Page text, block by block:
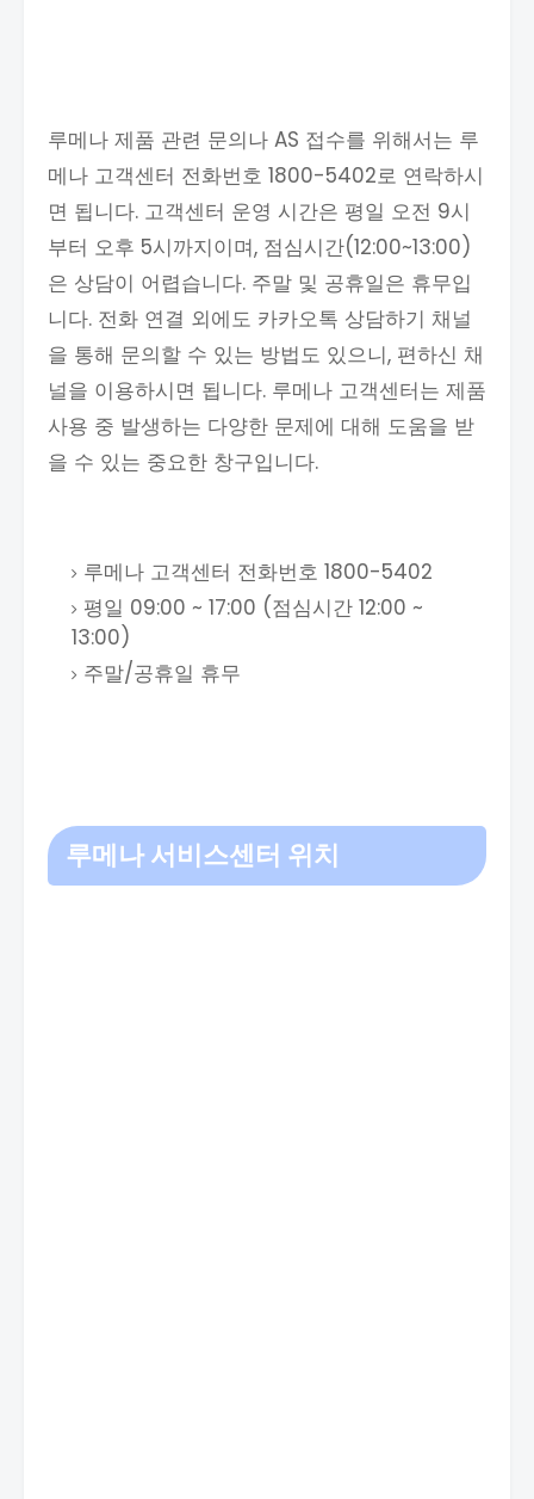
루메나 제품 관련 문의나 AS 접수를 위해서는 루
메나 고객센터 전화번호 1800-5402로 연락하시
면 됩니다. 고객센터 운영 시간은 평일 오전 9시
부터 오후 5시까지이며, 점심시간(12:00~13:00)
은 상담이 어렵습니다. 주말 및 공휴일은 휴무입
니다. 전화 연결 외에도 카카오톡 상담하기 채널
을 통해 문의할 수 있는 방법도 있으니, 편하신 채
널을 이용하시면 됩니다. 루메나 고객센터는 제품
사용 중 발생하는 다양한 문제에 대해 도움을 받
을 수 있는 중요한 창구입니다.
루메나 고객센터 전화번호 1800-5402
평일 09:00 ~ 17:00 (점심시간 12:00 ~
13:00)
주말/공휴일 휴무
루메나 서비스센터 위치